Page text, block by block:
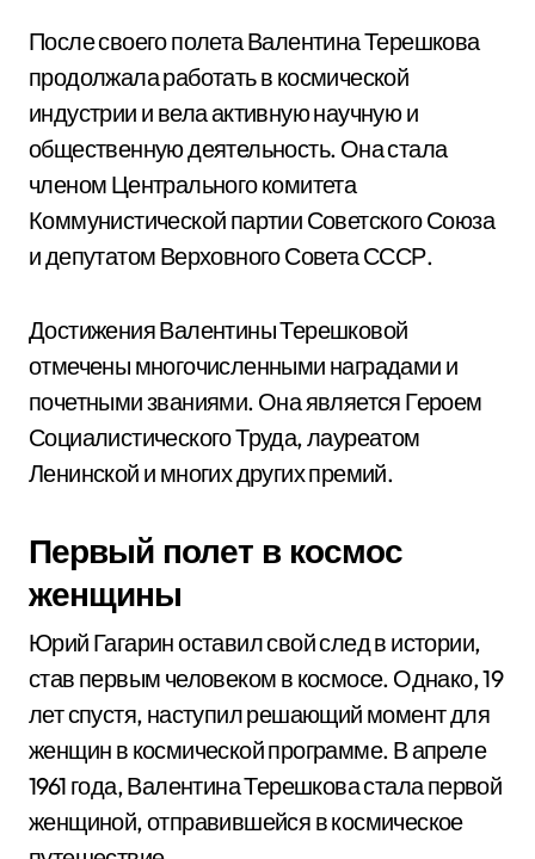
После своего полета Валентина Терешкова
продолжала работать в космической
индустрии и вела активную научную и
общественную деятельность. Она стала
членом Центрального комитета
Коммунистической партии Советского Союза
и депутатом Верховного Совета СССР.
Достижения Валентины Терешковой
отмечены многочисленными наградами и
почетными званиями. Она является Героем
Социалистического Труда, лауреатом
Ленинской и многих других премий.
Первый полет в космос
женщины
Юрий Гагарин оставил свой след в истории,
став первым человеком в космосе. Однако, 19
лет спустя, наступил решающий момент для
женщин в космической программе. В апреле
1961 года, Валентина Терешкова стала первой
женщиной, отправившейся в космическое